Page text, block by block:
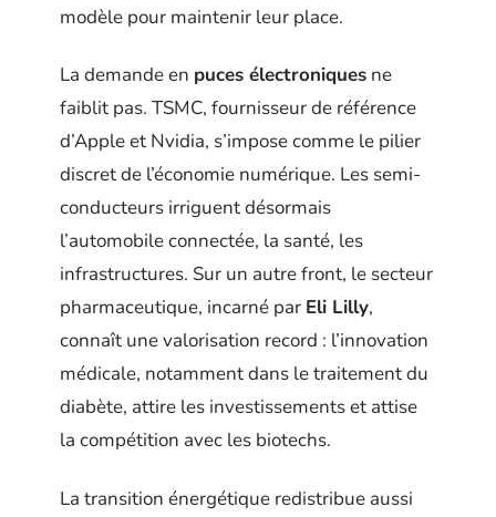
modèle pour maintenir leur place.
La demande en puces électroniques ne
faiblit pas. TSMC, fournisseur de référence
d’Apple et Nvidia, s’impose comme le pilier
discret de l’économie numérique. Les semi-
conducteurs irriguent désormais
l’automobile connectée, la santé, les
infrastructures. Sur un autre front, le secteur
pharmaceutique, incarné par Eli Lilly,
connaît une valorisation record : l’innovation
médicale, notamment dans le traitement du
diabète, attire les investissements et attise
la compétition avec les biotechs.
La transition énergétique redistribue aussi